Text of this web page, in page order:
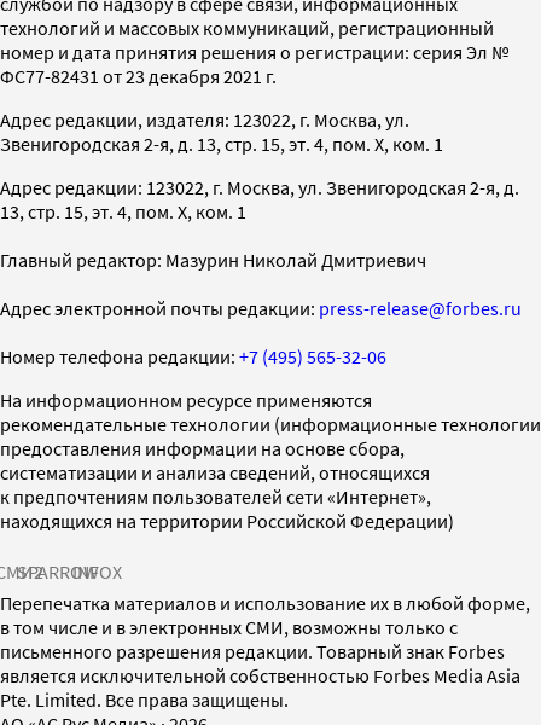
технологий и массовых коммуникаций, регистрационный
номер и дата принятия решения о регистрации: серия Эл №
ФС77-82431 от 23 декабря 2021 г.
Адрес редакции, издателя: 123022, г. Москва, ул.
Звенигородская 2-я, д. 13, стр. 15, эт. 4, пом. X, ком. 1
Адрес редакции: 123022, г. Москва, ул. Звенигородская 2-я, д.
13, стр. 15, эт. 4, пом. X, ком. 1
Главный редактор: Мазурин Николай Дмитриевич
Адрес электронной почты редакции: press-release@forbes.ru
Номер телефона редакции: +7 (495) 565-32-06
На информационном ресурсе применяются
рекомендательные технологии (информационные технологии
предоставления информации на основе сбора,
систематизации и анализа сведений, относящихся
к предпочтениям пользователей сети «Интернет»,
находящихся на территории Российской Федерации)
SPARROWINFOX
Перепечатка материалов и использование их в любой форме,
в том числе и в электронных СМИ, возможны только с
письменного разрешения редакции. Товарный знак Forbes
является исключительной собственностью Forbes Media Asia
Pte. Limited. Все права защищены.